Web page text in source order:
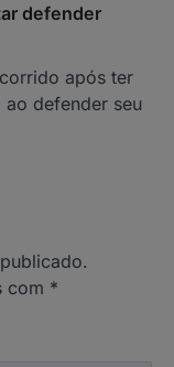
defender
após ter
defender seu
com *